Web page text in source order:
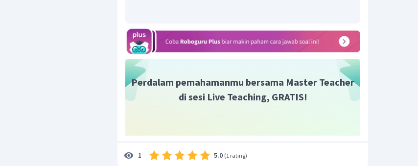
Perdalam pemahamanmu bersama Master Teacher
di sesi Live Teaching, GRATIS!
1 5.0 (1 rating)